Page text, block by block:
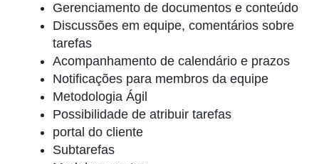
Gerenciamento de documentos e conteúdo
Discussões em equipe, comentários sobre
tarefas
Acompanhamento de calendário e prazos
Notificações para membros da equipe
Metodologia Ágil
Possibilidade de atribuir tarefas
portal do cliente
Subtarefas